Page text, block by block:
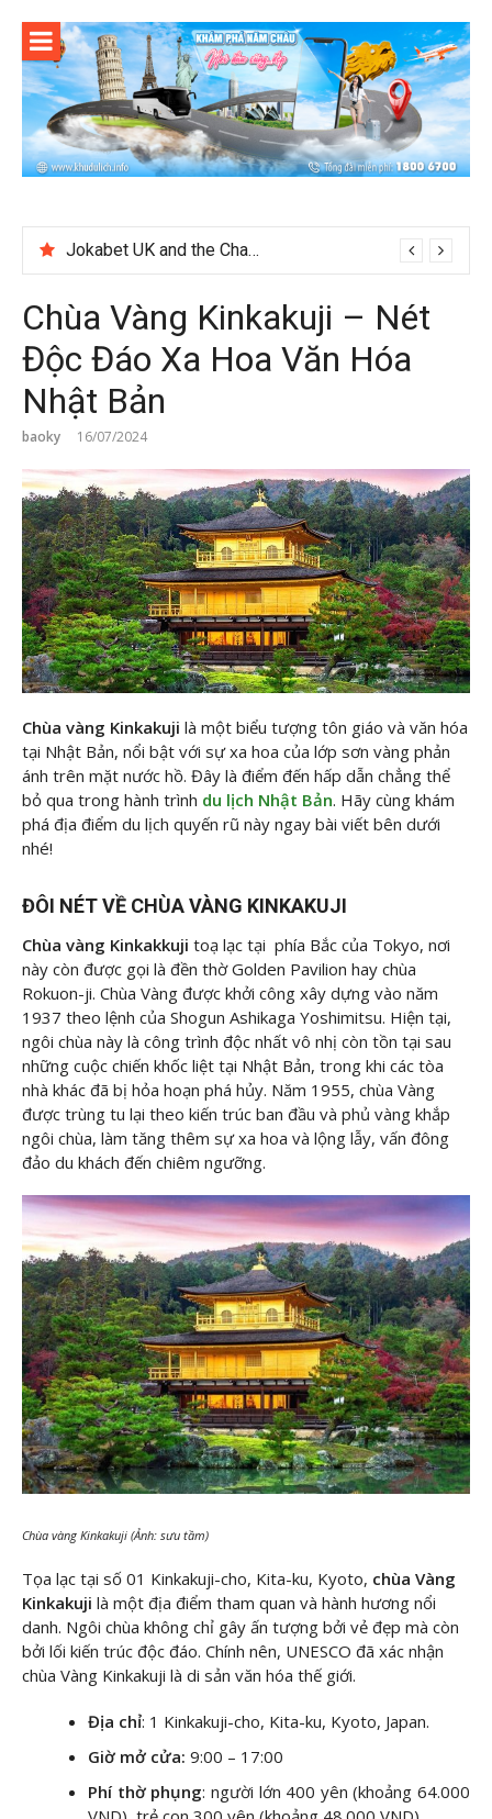
content
Jokabet UK and the Changing Expectations Around Slot Game Selection
Quels Types De On-Line Cosh Plot Sack 1 Swordplay At BetUS jetonrouge-france.fr marché européen Get Started
Chùa Vàng Kinkakuji – Nét
Độc Đáo Xa Hoa Văn Hóa
Nhật Bản
baoky 16/07/2024
Chùa vàng Kinkakuji là một biểu tượng tôn giáo và văn hóa
tại Nhật Bản, nổi bật với sự xa hoa của lớp sơn vàng phản
ánh trên mặt nước hồ. Đây là điểm đến hấp dẫn chẳng thể
bỏ qua trong hành trình du lịch Nhật Bản. Hãy cùng khám
phá địa điểm du lịch quyến rũ này ngay bài viết bên dưới
nhé!
ĐÔI NÉT VỀ CHÙA VÀNG KINKAKUJI
Chùa vàng Kinkakkuji toạ lạc tại phía Bắc của Tokyo, nơi
này còn được gọi là đền thờ Golden Pavilion hay chùa
Rokuon-ji. Chùa Vàng được khởi công xây dựng vào năm
1937 theo lệnh của Shogun Ashikaga Yoshimitsu. Hiện tại,
ngôi chùa này là công trình độc nhất vô nhị còn tồn tại sau
những cuộc chiến khốc liệt tại Nhật Bản, trong khi các tòa
nhà khác đã bị hỏa hoạn phá hủy. Năm 1955, chùa Vàng
được trùng tu lại theo kiến trúc ban đầu và phủ vàng khắp
ngôi chùa, làm tăng thêm sự xa hoa và lộng lẫy, vấn đông
đảo du khách đến chiêm ngưỡng.
Chùa vàng Kinkakuji (Ảnh: sưu tầm)
Tọa lạc tại số 01 Kinkakuji-cho, Kita-ku, Kyoto, chùa Vàng
Kinkakuji là một địa điểm tham quan và hành hương nổi
danh. Ngôi chùa không chỉ gây ấn tượng bởi vẻ đẹp mà còn
bởi lối kiến trúc độc đáo. Chính nên, UNESCO đã xác nhận
chùa Vàng Kinkakuji là di sản văn hóa thế giới.
Địa chỉ: 1 Kinkakuji-cho, Kita-ku, Kyoto, Japan.
Giờ mở cửa: 9:00 – 17:00
Phí thờ phụng: người lớn 400 yên (khoảng 64.000